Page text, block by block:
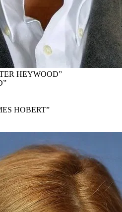
HEYWOOD”
HOBERT”